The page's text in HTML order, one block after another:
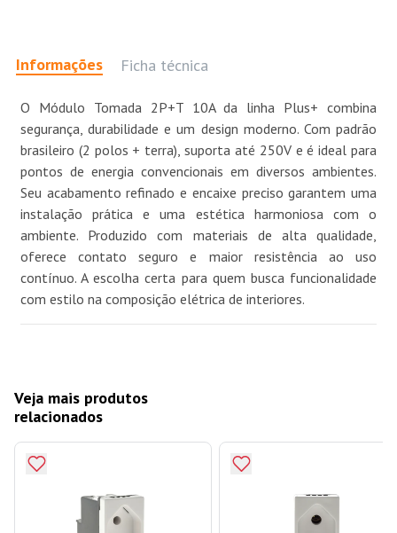
Informações Ficha técnica
O Módulo Tomada 2P+T 10A da linha Plus+ combina
segurança, durabilidade e um design moderno. Com padrão
brasileiro (2 polos + terra), suporta até 250V e é ideal para
pontos de energia convencionais em diversos ambientes.
Seu acabamento refinado e encaixe preciso garantem uma
instalação prática e uma estética harmoniosa com o
ambiente. Produzido com materiais de alta qualidade,
oferece contato seguro e maior resistência ao uso
contínuo. A escolha certa para quem busca funcionalidade
com estilo na composição elétrica de interiores.
Veja mais produtos
relacionados